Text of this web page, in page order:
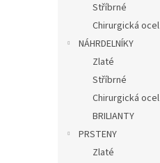
Stříbrné
Chirurgická ocel
NÁHRDELNÍKY
Zlaté
Stříbrné
Chirurgická ocel
BRILIANTY
PRSTENY
Zlaté